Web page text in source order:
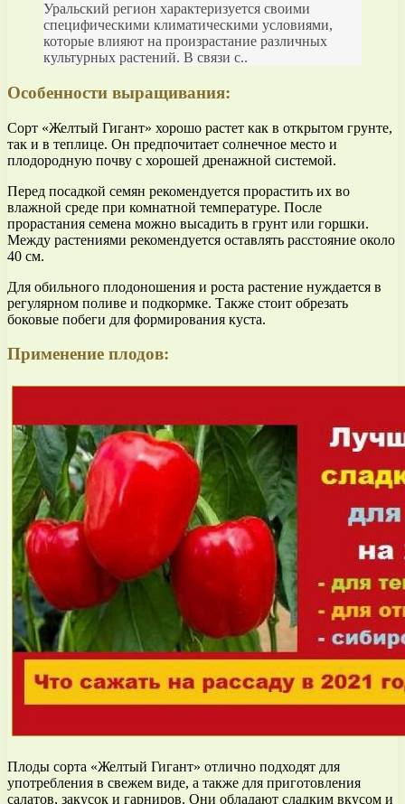
Уральский регион характеризуется своими
специфическими климатическими условиями,
которые влияют на произрастание различных
культурных растений. В связи с..
Особенности выращивания:
Сорт «Желтый Гигант» хорошо растет как в открытом грунте,
так и в теплице. Он предпочитает солнечное место и
плодородную почву с хорошей дренажной системой.
Перед посадкой семян рекомендуется прорастить их во
влажной среде при комнатной температуре. После
прорастания семена можно высадить в грунт или горшки.
Между растениями рекомендуется оставлять расстояние около
40 см.
Для обильного плодоношения и роста растение нуждается в
регулярном поливе и подкормке. Также стоит обрезать
боковые побеги для формирования куста.
Применение плодов:
Плоды сорта «Желтый Гигант» отлично подходят для
употребления в свежем виде, а также для приготовления
салатов, закусок и гарниров. Они обладают сладким вкусом и